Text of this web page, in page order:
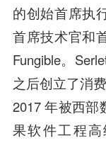
的创始首席执
首席技术官和
Fungible。
之后创立了消
2017 年被西部
果软件工程